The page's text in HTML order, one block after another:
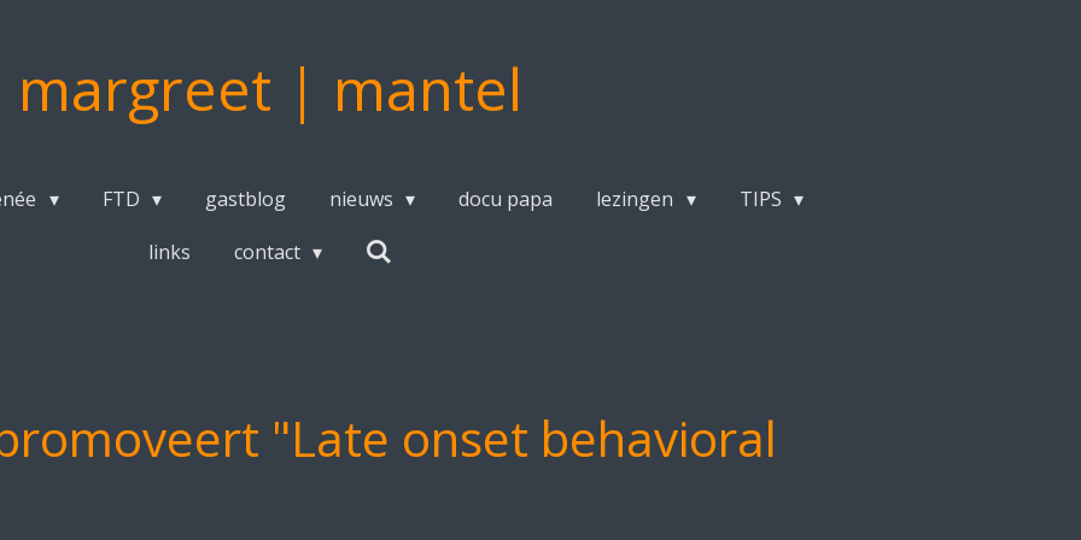
margreet | mantel
FTD gastblog nieuws docu papa lezingen
TIPS
links
contact
"Late onset behavioral